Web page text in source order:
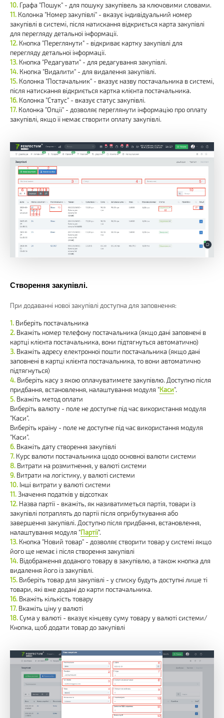
Графа "Пошук" - для пошуку закупівель за ключовими словами.
Колонка "Номер закупівлі" - вказує індивідуальний номер
закупівлі в системі, після натискання відкриється карта закупівлі
для перегляду детальної інформації.
Кнопка "Переглянути" - відкриває картку закупівлі для
перегляду детальної інформації.
Кнопка "Редагувати" - для редагування закупівлі.
Кнопка "Видалити" - для видалення закупівлі.
Колонка "Постачальник" - вказує назву постачальника в системі,
після натискання відкриється картка клієнта постачальника.
Колонка "Статус" - вказує статус закупівлі.
Колонка "Опції" - дозволяє переглянути інформацію про оплату
закупівлі, якщо її немає створити оплату закупівлі.
Створення закупівлі.
При додаванні нової закупівлі доступна для заповнення:
Виберіть постачальника
Вкажіть номер телефону постачальника (якщо дані заповнені в
картці клієнта постачальника, вони підтягнуться автоматично)
Вкажіть адресу електронної пошти постачальника (якщо дані
заповнені в картці клієнта постачальника, то вони автоматично
підтягнуться)
Виберіть касу з якою оплачуватимете закупівлю. Доступно після
придбання, встановлення, налаштування модуля "Каси".
Вкажіть метод оплати
Виберіть валюту - поле не доступне під час використання модуля
"Каси".
Виберіть країну - поле не доступне під час використання модуля
"Каси".
Вкажіть дату створення закупівлі
Курс валюти постачальника щодо основної валюти системи
Витрати на розмитнення, у валюті системи
Витрати на логістику, у валюті системи
Інші витрати у валюті системи
Значення податків у відсотках
Назва партії - вкажіть, як називатиметься партія, товари із
закупівлі потраплять до партії після оприбуткування або
завершення закупівлі. Доступно після придбання, встановлення,
налаштування модуля "Партії".
Кнопка "Новий товар" - дозволяє створити товар у системі якщо
його ще немає і після створення закупівлі
Відображення доданого товару в закупівлю, а також кнопка для
видалення його із закупівлі.
Виберіть товар для закупівлі - у списку будуть доступні лише ті
товари, які вже додані до карти постачальника.
Вкажіть кількість товару
Вкажіть ціну у валюті
Сума у валюті - вказує кінцеву суму товару у валюті системи/
Кнопка, щоб додати товар до закупівлі